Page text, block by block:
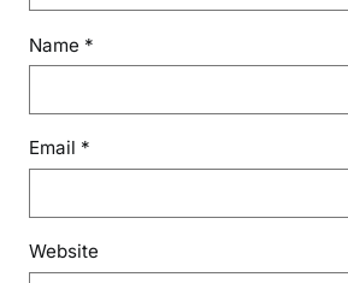
Name *
Email *
Website